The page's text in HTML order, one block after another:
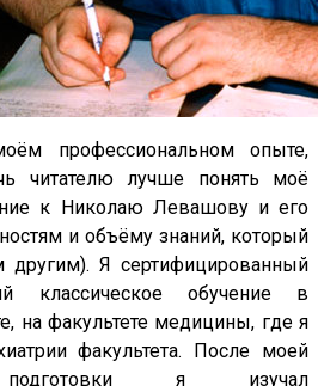
профессиональном опыте,
читателю лучше понять моё
к Николаю Левашову и его
и объёму знаний, который
Я сертифицированный
классическое обучение в
на факультете медицины, где я
факультета. После моей
подготовки я изучал